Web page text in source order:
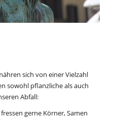
sich von einer Vielzahl
sowohl pflanzliche als auch
Abfall:
gerne Körner, Samen